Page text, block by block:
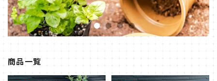
商品一覧